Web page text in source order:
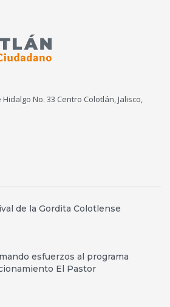
No. 33 Centro Colotlán, Jalisco,
de la Gordita Colotlense
esfuerzos al programa
El Pastor